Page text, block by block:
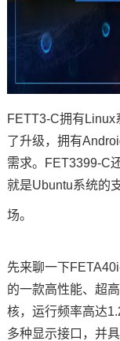
FETT3-C拥有Linux
了升级，拥有
需求。FET3399-C
就是Ubuntu系统的
场。
先来聊一下FETA40i
的一款高性能、超
核，运行频率高达
多种显示接口 ，并